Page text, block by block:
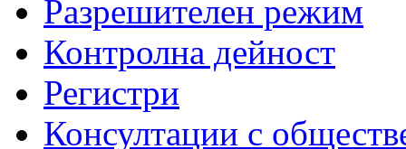
Разрешителен режим
Контролна дейност
Регистри
Консултации с